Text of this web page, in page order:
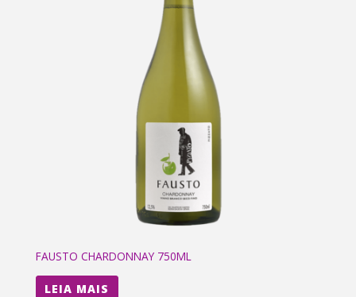
FAUSTO CHARDONNAY 750ML
LEIA MAIS